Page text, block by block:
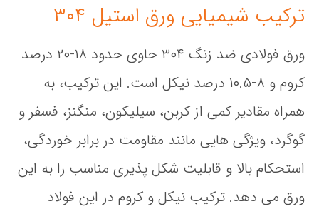
ترکیب شیمیایی ورق استیل ۳۰۴
ورق فولادی ضد زنگ ۳۰۴ حاوی حدود ۱۸-۲۰ درصد
کروم و ۸-۱۰.۵ درصد نیکل است. این ترکیب، به
همراه مقادیر کمی از کربن، سیلیکون، منگنز، فسفر و
گوگرد، ویژگی‌ هایی مانند مقاومت در برابر خوردگی،
استحکام بالا و قابلیت شکل‌ پذیری مناسب را به این
ورق می‌ دهد. ترکیب نیکل و کروم در این فولاد